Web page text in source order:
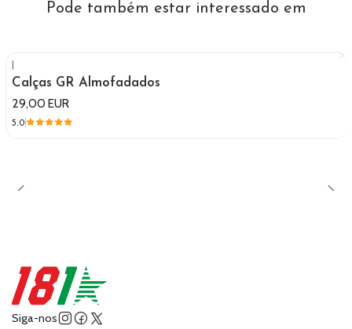
Pode também estar interessado em
|
Calças GR Almofadados
29,00 EUR
5.0
Siga-nos